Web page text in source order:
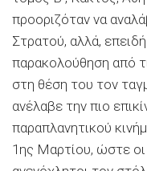
προοριζόταν να
Στρατού, αλλά,
παρακολούθηση από
στη θέση του τον
ανέλαβε την πιο
παραπλανητικού
1ης Μαρτίου, ώστε οι